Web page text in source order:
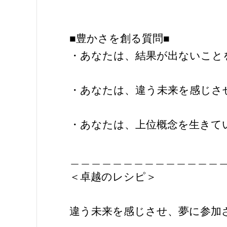
■豊かさを創る質問■
・あなたは、結果が出ないこ
・あなたは、違う未来を感じ
・あなたは、上位概念を生きて
＜卓越のレシピ＞
違う未来を感じさせ、夢に参加